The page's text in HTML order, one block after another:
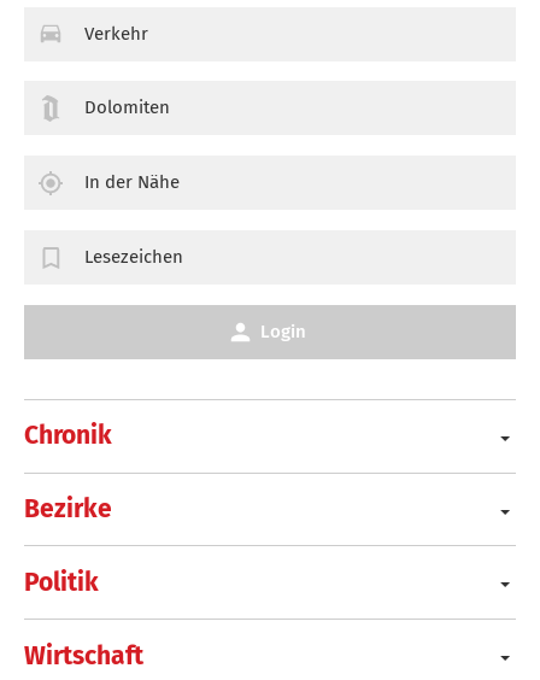
Chronik
Bezirke
Politik
Wirtschaft
Verkehr
Dolomiten
In der Nähe
Lesezeichen
Login